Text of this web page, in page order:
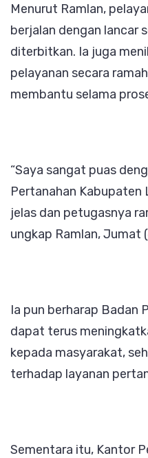
Menurut Ramlan,
berjalan dengan lancar
diterbitkan. Ia juga
pelayanan secara
membantu selama
“Saya sangat puas
Pertanahan Kabupaten
jelas dan petugasnya
ungkap Ramlan,
Ia pun berharap Badan
dapat terus
kepada masyarakat,
terhadap layanan
Sementara itu, Kantor